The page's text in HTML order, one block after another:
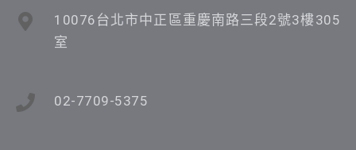
10076台北市中正區重慶南路三段2號3樓305
室
02-7709-5375